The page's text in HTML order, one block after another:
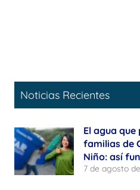
Noticias Recientes
El agua
familias de
Niño: así
7 de agosto